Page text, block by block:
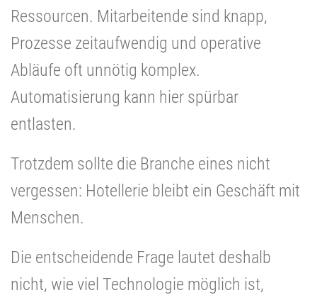
Ressourcen. Mitarbeitende sind knapp,
Prozesse zeitaufwendig und operative
Abläufe oft unnötig komplex.
Automatisierung kann hier spürbar
entlasten.
Trotzdem sollte die Branche eines nicht
vergessen: Hotellerie bleibt ein Geschäft mit
Menschen.
Die entscheidende Frage lautet deshalb
nicht, wie viel Technologie möglich ist,